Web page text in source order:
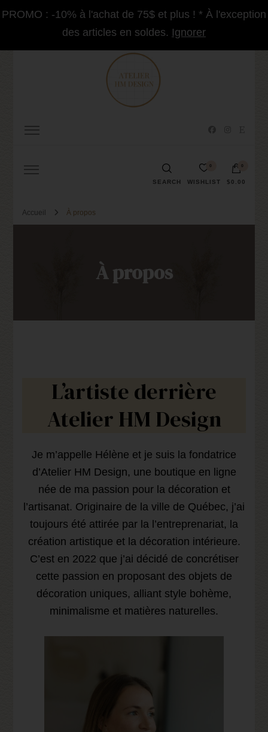
PROMO : -10% à l'achat de 75$ et plus ! * À l'exception
des articles en soldes. Ignorer
Shop now
FAST SHIPPING TO CANADA AND THE U.S.
Accessoires et décorations
SEARCH
0
WISHLIST
0
$0.00
Votre panier est vide.
Accueil À propos
À propos
L’artiste derrière
Atelier HM Design
Je m’appelle Hélène et je suis la fondatrice
d’Atelier HM Design, une boutique en ligne
née de ma passion pour la décoration et
l’artisanat. Originaire de la ville de Québec, j’ai
toujours été attirée par la l’entreprenariat, la
création artistique et la décoration intérieure.
C’est en 2022 que j’ai décidé de concrétiser
cette passion en proposant des objets de
décoration uniques, alliant style bohème,
minimalisme et matières naturelles.